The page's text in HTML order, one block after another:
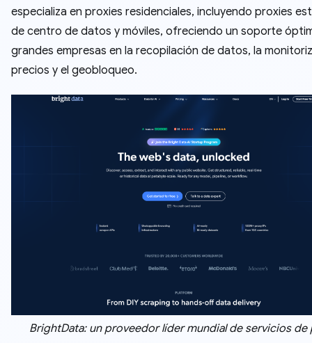
especializa en proxies residenciales, incluyendo proxies
de centro de datos y móviles, ofreciendo un soporte
grandes empresas en la recopilación de datos, la
precios y el geobloqueo.
BrightData: un proveedor líder mundial de servicios de